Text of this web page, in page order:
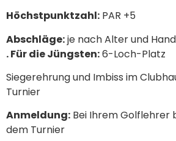
Höchstpunktzahl: PAR +5
Abschläge:je nach Alter und
. Für die Jüngsten:6-Loch-Platz
Siegerehrung und Imbiss im
Turnier
Anmeldung: Bei Ihrem Golflehrer
dem Turnier